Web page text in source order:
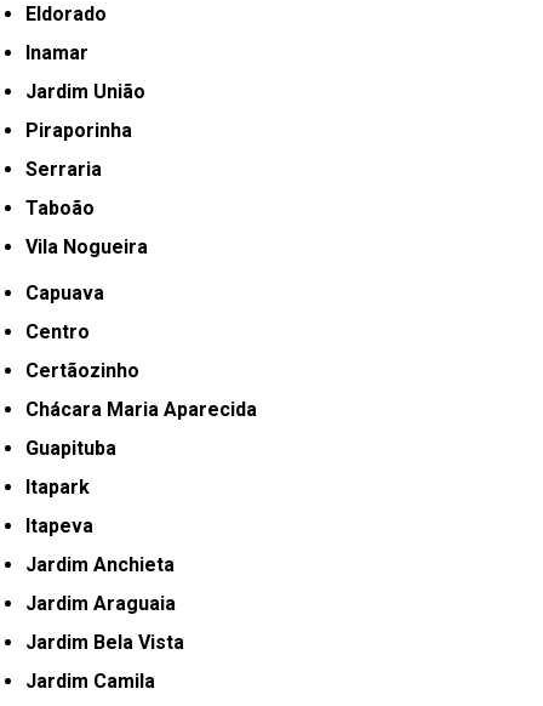
Eldorado
Inamar
Jardim União
Piraporinha
Serraria
Taboão
Vila Nogueira
Capuava
Centro
Certãozinho
Chácara Maria Aparecida
Guapituba
Itapark
Itapeva
Jardim Anchieta
Jardim Araguaia
Jardim Bela Vista
Jardim Camila